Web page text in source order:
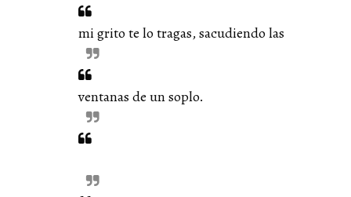
mi grito te lo tragas, sacudiendo las
ventanas de un soplo.